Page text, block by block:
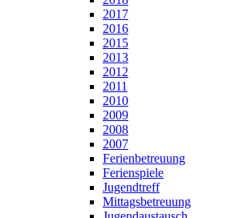
2017
2016
2015
2013
2012
2011
2010
2009
2008
2007
Ferienbetreuung
Ferienspiele
Jugendtreff
Mittagsbetreuung